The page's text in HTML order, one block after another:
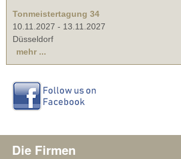
Tonmeistertagung 34
10.11.2027 - 13.11.2027
Düsseldorf
mehr ...
Die Firmen